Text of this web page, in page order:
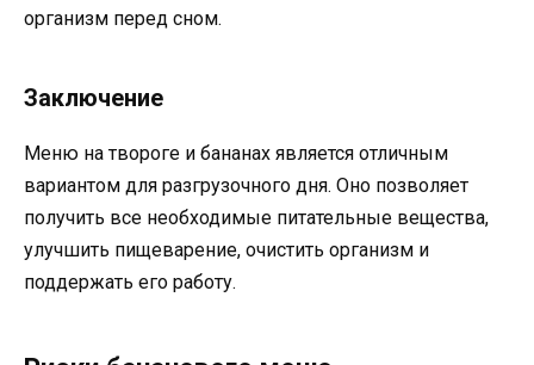
организм перед сном.
Заключение
Меню на твороге и бананах является отличным
вариантом для разгрузочного дня. Оно позволяет
получить все необходимые питательные вещества,
улучшить пищеварение, очистить организм и
поддержать его работу.